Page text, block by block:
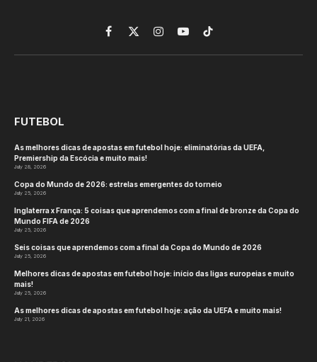
Facebook
X
(Twitter)
InstagramYouTubeTikTok
FUTEBOL
As melhores dicas de apostas em futebol hoje: eliminatórias da UEFA,
Premiership da Escócia e muito mais!
July 28, 2026
Copa do Mundo de 2026: estrelas emergentes do torneio
July 25, 2026
Inglaterra x França: 5 coisas que aprendemos com a final de bronze da Copa do
Mundo FIFA de 2026
July 25, 2026
Seis coisas que aprendemos com a final da Copa do Mundo de 2026
July 25, 2026
Melhores dicas de apostas em futebol hoje: início das ligas europeias e muito
mais!
July 25, 2026
As melhores dicas de apostas em futebol hoje: ação da UEFA e muito mais!
July 21, 2026